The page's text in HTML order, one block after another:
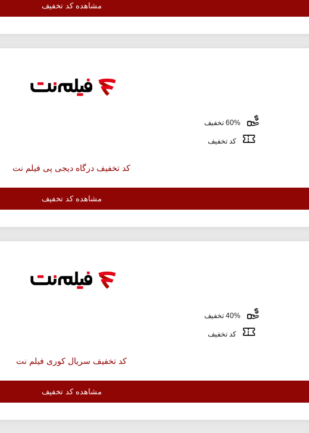
مشاهده کد تخفیف
60% تخفیف
کد تخفیف
کد تخفیف درگاه دیجی پی فیلم نت
مشاهده کد تخفیف
40% تخفیف
کد تخفیف
کد تخفیف سریال کوری فیلم نت
مشاهده کد تخفیف